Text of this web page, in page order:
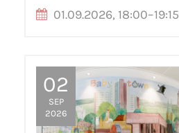
01.09.2026, 18:00–19:15
02
SEP
2026